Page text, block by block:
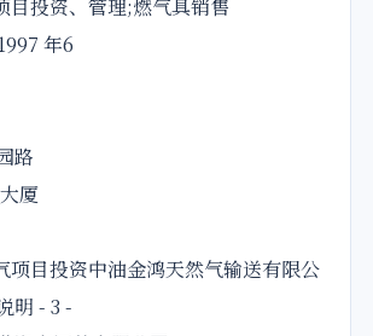
目投资、管理;燃气具销售
年6
路
厦
项目投资中油金鸿天然气输送有限公
明 - 3 -